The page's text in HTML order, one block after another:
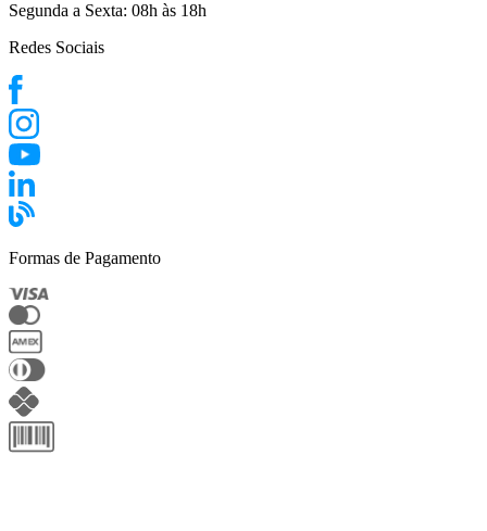
Segunda a Sexta: 08h às 18h
Redes Sociais
Formas de Pagamento